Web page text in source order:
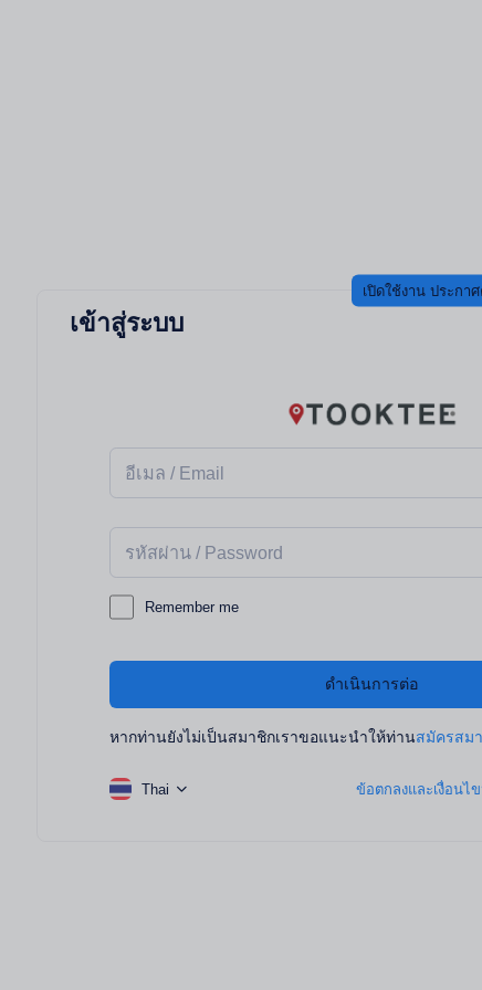
เปิดใช้งาน ประกา
เข้าสู่ระบบ
Remember me
ดำเนินการต่อ
หากท่านยังไม่เป็นสมาชิกเราขอแนะนำให้ท่านสมัครสม
Thai ข้อตกลงและเงื่อนไข